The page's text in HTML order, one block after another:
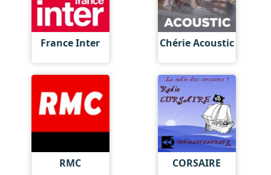
France Inter Chérie Acoustic
RMC CORSAIRE